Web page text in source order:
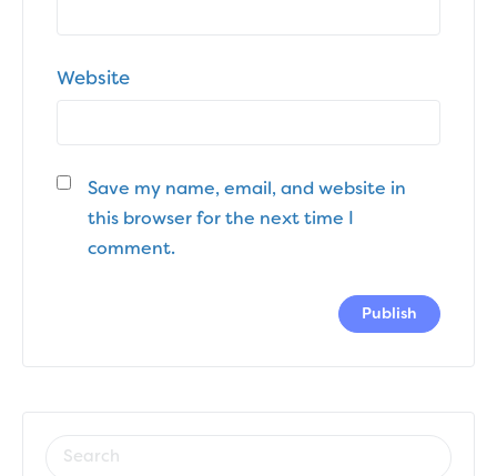
Website
Save my name, email, and website in
this browser for the next time I
comment.